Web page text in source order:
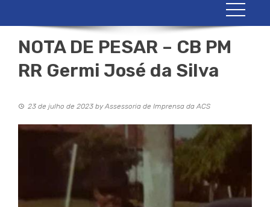
NOTA DE PESAR – CB PM
RR Germi José da Silva
23 de julho de 2023 byAssessoria de Imprensa da ACS